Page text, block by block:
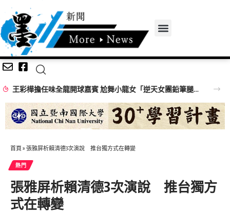
王彩樺擔任味全龍開球嘉賓 尬舞小龍女「逆天女團鉛筆腿」搶鏡
首頁 » 張雅屏析賴清德3次演說 推台獨方式在轉變
熱門
張雅屏析賴清德3次演說 推台獨方
式在轉變